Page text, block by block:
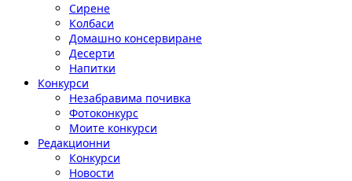
Сирене
Колбаси
Домашно консервиране
Десерти
Напитки
Конкурси
Незабравима почивка
Фотоконкурс
Моите конкурси
Редакционни
Конкурси
Новости